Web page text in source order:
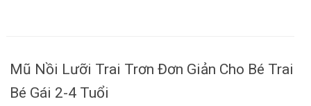
Mũ Nồi Lưỡi Trai Trơn Đơn Giản Cho Bé Trai
Bé Gái 2-4 Tuổi